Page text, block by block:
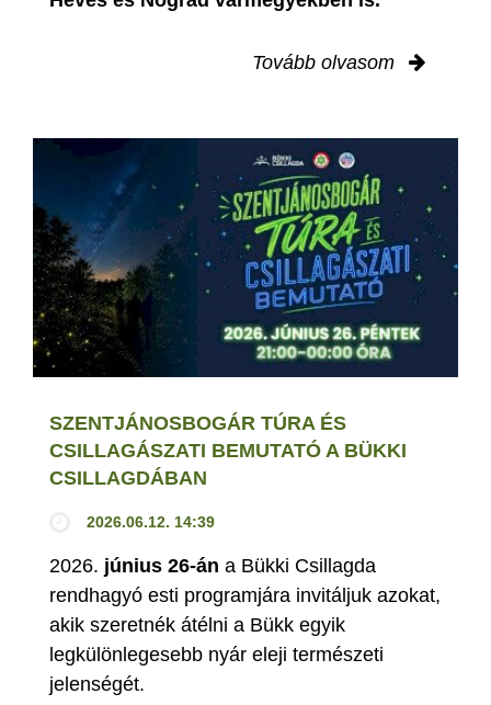
Tovább olvasom
SZENTJÁNOSBOGÁR TÚRA ÉS
CSILLAGÁSZATI BEMUTATÓ A BÜKKI
CSILLAGDÁBAN
2026.06.12. 14:39
2026. június 26-án a Bükki Csillagda
rendhagyó esti programjára invitáljuk azokat,
akik szeretnék átélni a Bükk egyik
legkülönlegesebb nyár eleji természeti
jelenségét.